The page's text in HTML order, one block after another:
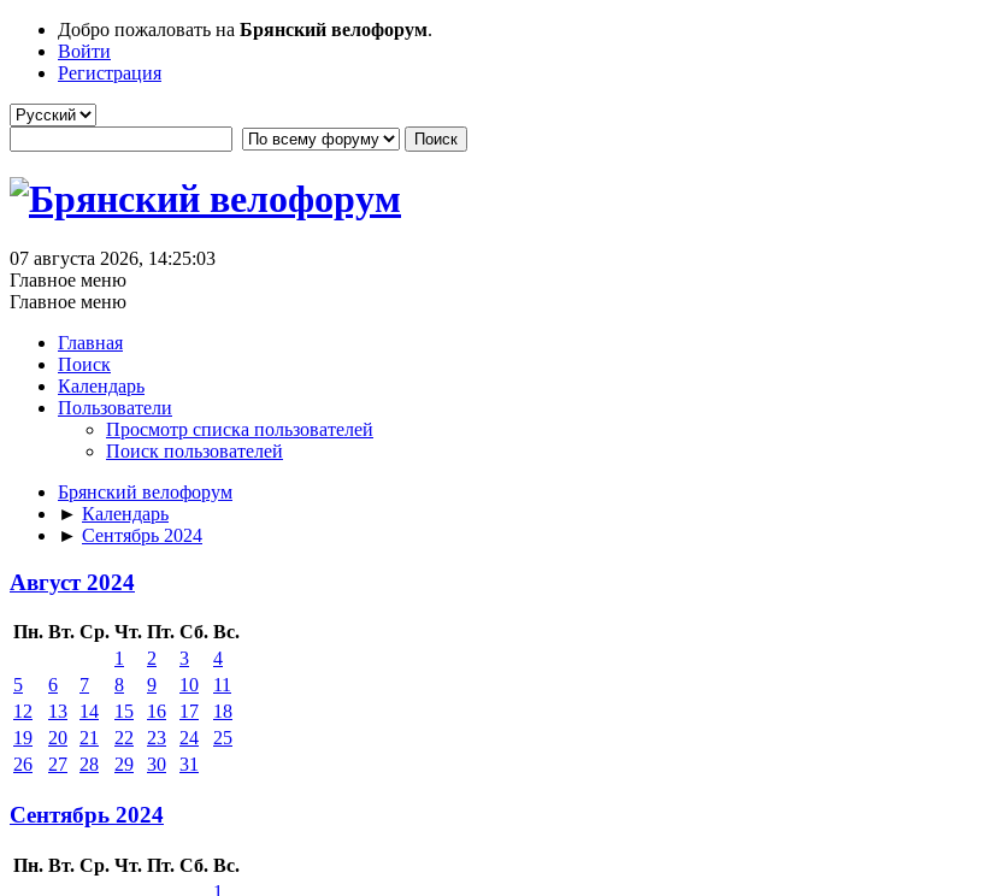
Добро пожаловать на Брянский велофорум.
Войти
Регистрация
07 августа 2026, 14:25:03
Главное меню
Главное меню
Главная
Поиск
Календарь
Пользователи
Просмотр списка пользователей
Поиск пользователей
Брянский велофорум
► Календарь
► Сентябрь 2024
Август 2024
Пн. Вт. Ср. Чт. Пт. Сб. Вс.
1
2 3
4
5
6 7 8 9 10
11
12
13 14 15 16 17
18
19
20 21 22 23 24
25
26
27 28 29 30 31
Сентябрь 2024
Пн. Вт. Ср. Чт. Пт. Сб. Вс.
1